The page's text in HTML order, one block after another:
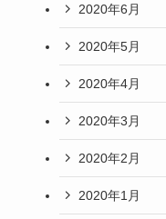
2020年6月
2020年5月
2020年4月
2020年3月
2020年2月
2020年1月